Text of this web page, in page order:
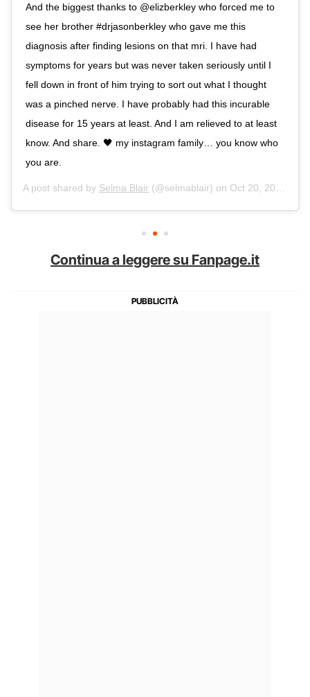
And the biggest thanks to @elizberkley who forced me to
see her brother #drjasonberkley who gave me this
diagnosis after finding lesions on that mri. I have had
symptoms for years but was never taken seriously until I
fell down in front of him trying to sort out what I thought
was a pinched nerve. I have probably had this incurable
disease for 15 years at least. And I am relieved to at least
know. And share. 🖤 my instagram family… you know who
you are.
A post shared by Selma Blair (@selmablair) on Oct 20, 2018 at 11:23am PDT
Continua a leggere su Fanpage.it